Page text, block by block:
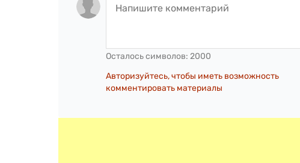
Осталось символов: 2000
Авторизуйтесь, чтобы иметь возможность
комментировать материалы